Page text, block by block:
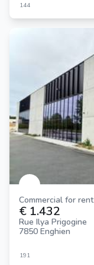
144
Commercial for rent
€ 1.432
Rue Ilya Prigogine
7850 Enghien
191